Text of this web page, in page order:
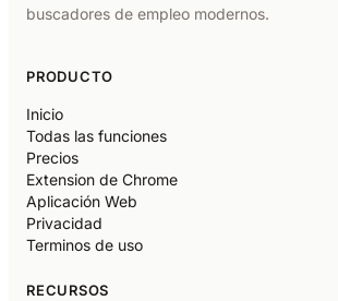
buscadores de empleo modernos.
PRODUCTO
Inicio
Todas las funciones
Precios
Extension de Chrome
Aplicación Web
Privacidad
Terminos de uso
RECURSOS